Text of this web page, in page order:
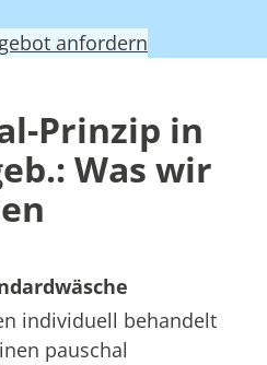
anfordern
Prinzip in
Was wir
individuell behandelt
pauschal